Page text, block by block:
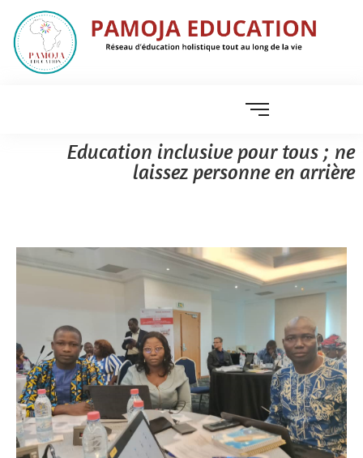
Education inclusive pour tous ; ne
laissez personne en arrière